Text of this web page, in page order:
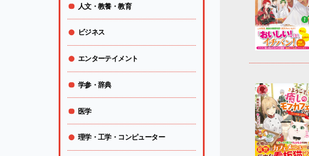
人文・教養・教育
ビジネス
エンターテイメント
学参・辞典
医学
理学・工学・コンピューター